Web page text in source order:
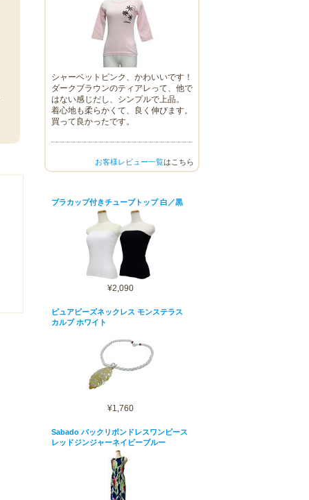
シャーベットピンク、かわいいです！
ダークブラウンのティアレって、他で
はない感じだし、シンプルで上品。
着心地も柔らかくて、良く伸びます。
買って良かったです。
お客様レビュー一覧はこちら
ブラカップ付きチューブトップ 白／黒
¥2,090
ピュアビーズネックレス モンステラス
カルプ ホワイト
¥1,760
Sabado バックリボンドレスワンピース
レッドジンジャーネイビーブルー